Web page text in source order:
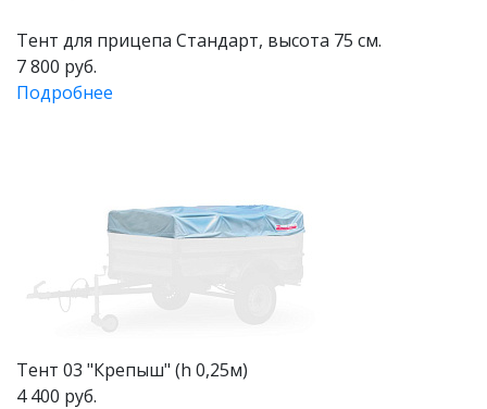
Тент для прицепа Стандарт, высота 75 см.
7 800 руб.
Подробнее
Тент 03 "Крепыш" (h 0,25м)
4 400 руб.